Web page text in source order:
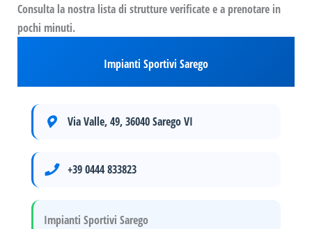
Consulta la nostra lista di strutture verificate e a prenotare in
pochi minuti.
Impianti Sportivi Sarego
Via Valle, 49, 36040 Sarego VI
+39 0444 833823
Impianti Sportivi Sarego